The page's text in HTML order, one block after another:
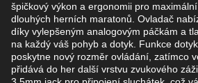
špičkový výkon a ergonomii pro
dlouhých herních maratonů. Ovladač
díky vylepšeným analogovým páčkám a
na každý váš pohyb a dotyk. Funkce
poskytne nový rozměr ovládání, zatímco
přidává do her další vrstvu zvukového